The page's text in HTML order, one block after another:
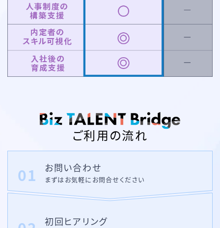
ご利用の流れ
お問い合わせ
まずはお気軽にお問合せください
初回ヒアリング